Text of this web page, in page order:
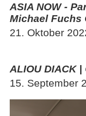
ASIA NOW -
Michael Fuchs
21. Oktober
ALIOU DIACK |
15. September